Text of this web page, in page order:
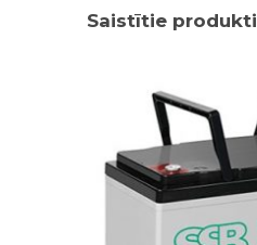
Saistītie produkti